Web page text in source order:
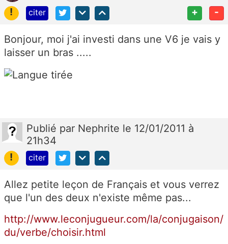
!
citer + -
Bonjour, moi j'ai investi dans une V6 je vais y
laisser un bras .....
Publié par Nephrite le 12/01/2011 à
21h34
!
citer
Allez petite leçon de Français et vous verrez
que l'un des deux n'existe même pas...
http://www.leconjugueur.com/la/conjugaison/
du/verbe/choisir.html